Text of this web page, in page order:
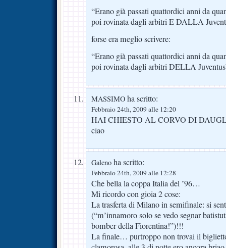
“Erano già passati quattordici anni da
poi rovinata dagli arbitri E DALLA
forse era meglio scrivere:
“Erano già passati quattordici anni da
poi rovinata dagli arbitri DELLA
MASSIMO ha scritto:
Febbraio 24th, 2009 alle 12:20
HAI CHIESTO AL CORVO DI
ciao
Galeno ha scritto:
Febbraio 24th, 2009 alle 12:28
Che bella la coppa Italia del ’96…
Mi ricordo con gioia 2 cose:
La trasferta di Milano in semifinale: si
(“m’innamoro solo se vedo segnar
bomber della Fiorentina!”)!!!
La finale… purtroppo non trovai il